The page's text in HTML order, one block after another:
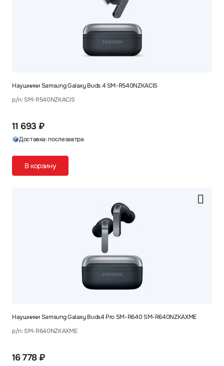
Наушники Samsung Galaxy Buds 4 SM-R540NZKACIS
p/n: SM-R540NZKACIS
11 693 ₽
Доставка: послезавтра
В корзину
Наушники Samsung Galaxy Buds4 Pro SM-R640 SM-R640NZKAXME
p/n: SM-R640NZKAXME
16 778 ₽